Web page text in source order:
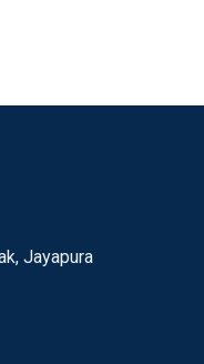
Jayapura